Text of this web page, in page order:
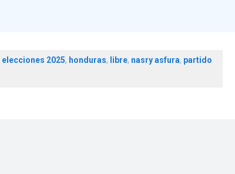
elecciones 2025, honduras, libre, nasry asfura, partido